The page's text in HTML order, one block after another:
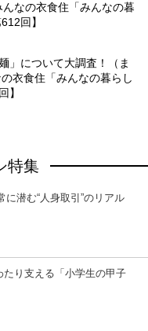
なの衣食住「みんなの暮
回】
」について大調査！（ま
衣食住「みんなの暮らし
】
特集
に潜む“人身取引”のリアル
たり支える「小学生の甲子